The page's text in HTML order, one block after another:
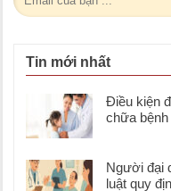
Tin mới nhất
Điều kiện
chữa bệnh
Người đại
luật quy